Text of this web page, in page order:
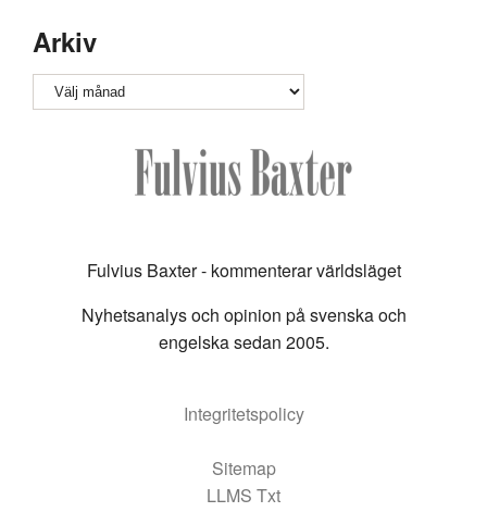
Arkiv
Arkiv
Fulvius Baxter - kommenterar världsläget
Nyhetsanalys och opinion på svenska och
engelska sedan 2005.
Integritetspolicy
Sitemap
LLMS Txt